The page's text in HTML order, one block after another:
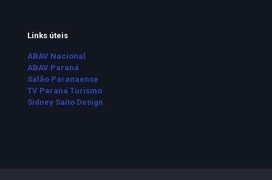
Links úteis
ABAV Nacional
ABAV Paraná
Salão Paranaense
TV Paraná Turismo
Sidney Saito Design